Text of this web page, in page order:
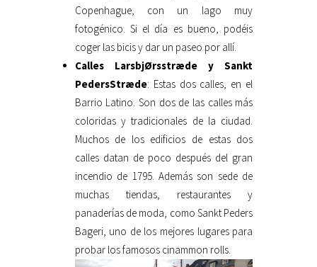
Copenhague, con un lago muy
fotogénico. Si el día es bueno, podéis
coger las bicis y dar un paseo por allí.
Calles LarsbjØrsstræde y Sankt
PedersStræde: Estas dos calles, en el
Barrio Latino. Son dos de las calles más
coloridas y tradicionales de la ciudad.
Muchos de los edificios de estas dos
calles datan de poco después del gran
incendio de 1795. Además son sede de
muchas tiendas, restaurantes y
panaderías de moda, como Sankt Peders
Bageri, uno de los mejores lugares para
probar los famosos cinammon rolls.